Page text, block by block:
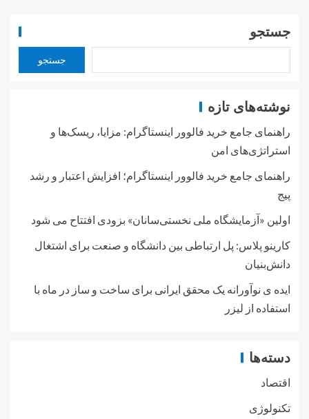
جستجو
جستجو
نوشته‌های تازه
راهنمای جامع خرید فالوور اینستاگرام: مزایا، ریسک‌ها و
استراتژی‌های امن
راهنمای جامع خرید فالوور اینستاگرام؛ افزایش اعتبار و رشد
پیج
اولین «آزمایشگاه ملی نخستی‌سانان» بزودی افتتاح می شود
کارینو پلاس: پل ارتباطی بین دانشگاه و صنعت برای اشتغال
دانش‌بنیان
ایده ی نوآورانه یک محقق ایرانی برای ساخت و ساز در ماه با
استفاده از لیزر
دسته‌ها
اقتصاد
تکنولوژی